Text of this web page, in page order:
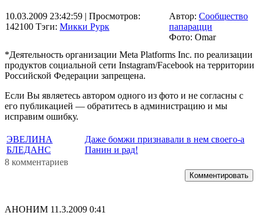
10.03.2009 23:42:59 | Просмотров:
142100 Тэги: Микки Рурк
Автор: Сообщество
папарацци
Фото: Omar
*Деятельность организации Meta Platforms Inc. по реализации
продуктов социальной сети Instagram/Facebook на территории
Российской Федерации запрещена.
Если Вы являетесь автором одного из фото и не согласны с
его публикацией — обратитесь в администрацию и мы
исправим ошибку.
ЭВЕЛИНА
БЛЕДАНС
Даже бомжи признавали в нем своего-а
Панин и рад!
8 комментариев
Комментировать
АНОНИМ 11.3.2009 0:41